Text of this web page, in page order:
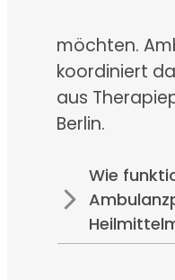
möchten.
koordiniert
aus
Berlin.
Wie